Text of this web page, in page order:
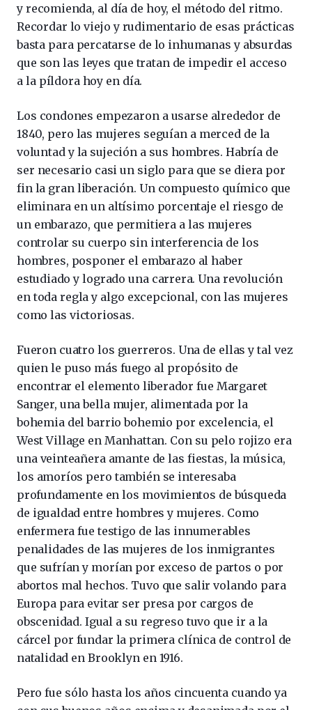
y recomienda, al día de hoy, el método del ritmo.
Recordar lo viejo y rudimentario de esas prácticas
basta para percatarse de lo inhumanas y absurdas
que son las leyes que tratan de impedir el acceso
a la píldora hoy en día.
Los condones empezaron a usarse alrededor de
1840, pero las mujeres seguían a merced de la
voluntad y la sujeción a sus hombres. Habría de
ser necesario casi un siglo para que se diera por
fin la gran liberación. Un compuesto químico que
eliminara en un altísimo porcentaje el riesgo de
un embarazo, que permitiera a las mujeres
controlar su cuerpo sin interferencia de los
hombres, posponer el embarazo al haber
estudiado y logrado una carrera. Una revolución
en toda regla y algo excepcional, con las mujeres
como las victoriosas.
Fueron cuatro los guerreros. Una de ellas y tal vez
quien le puso más fuego al propósito de
encontrar el elemento liberador fue Margaret
Sanger, una bella mujer, alimentada por la
bohemia del barrio bohemio por excelencia, el
West Village en Manhattan. Con su pelo rojizo era
una veinteañera amante de las fiestas, la música,
los amoríos pero también se interesaba
profundamente en los movimientos de búsqueda
de igualdad entre hombres y mujeres. Como
enfermera fue testigo de las innumerables
penalidades de las mujeres de los inmigrantes
que sufrían y morían por exceso de partos o por
abortos mal hechos. Tuvo que salir volando para
Europa para evitar ser presa por cargos de
obscenidad. Igual a su regreso tuvo que ir a la
cárcel por fundar la primera clínica de control de
natalidad en Brooklyn en 1916.
Pero fue sólo hasta los años cincuenta cuando ya